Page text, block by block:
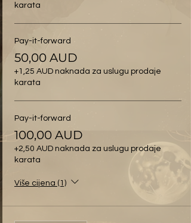
karata
Pay-it-forward
50,00 AUD
+1,25 AUD naknada za uslugu prodaje
karata
Pay-it-forward
100,00 AUD
+2,50 AUD naknada za uslugu prodaje
karata
Više cijena (1)